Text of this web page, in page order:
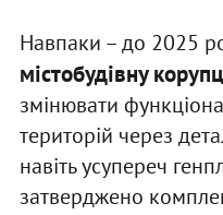
Навпаки – до 2025
містобудівну
змінювати
територій через
навіть усупереч
затверджено